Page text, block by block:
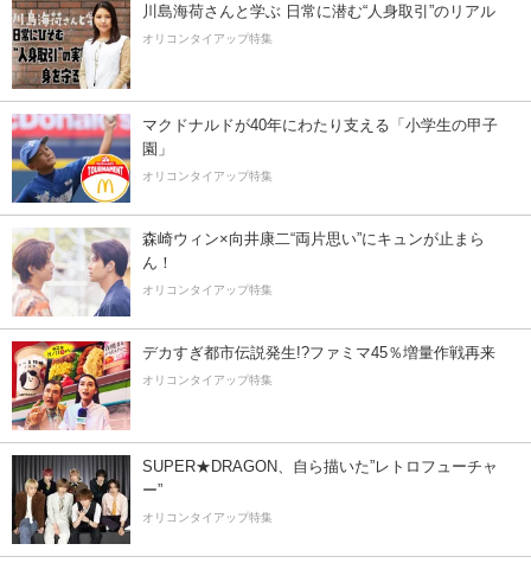
川島海荷さんと学ぶ 日常に潜む“人身取引”のリアル
オリコンタイアップ特集
マクドナルドが40年にわたり支える「小学生の甲子
園」
オリコンタイアップ特集
森崎ウィン×向井康二“両片思い”にキュンが止まら
ん！
オリコンタイアップ特集
デカすぎ都市伝説発生!?ファミマ45％増量作戦再来
オリコンタイアップ特集
SUPER★DRAGON、自ら描いた”レトロフューチャ
ー”
オリコンタイアップ特集